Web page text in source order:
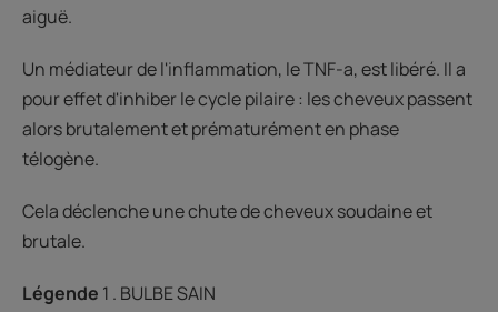
aiguë.
Un médiateur de l'inflammation, le TNF-a, est libéré. Il a
pour effet d'inhiber le cycle pilaire : les cheveux passent
alors brutalement et prématurément en phase
télogène.
Cela déclenche une chute de cheveux soudaine et
brutale.
Légende 1 . BULBE SAIN